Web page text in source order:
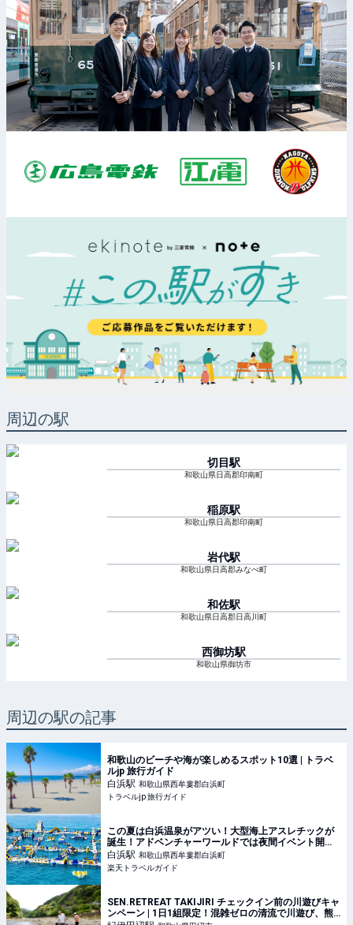
周辺の駅
切目駅
和歌山県日高郡印南町
稲原駅
和歌山県日高郡印南町
岩代駅
和歌山県日高郡みなべ町
和佐駅
和歌山県日高郡日高川町
西御坊駅
和歌山県御坊市
周辺の駅の記事
和歌山のビーチや海が楽しめるスポット10選 | トラベ
ルjp 旅行ガイド
白浜駅 和歌山県西牟婁郡白浜町
トラベルjp 旅行ガイド
この夏は白浜温泉がアツい！大型海上アスレチックが
誕生！アドベンチャーワールドでは夜間イベント開催
【楽天トラベル】
白浜駅 和歌山県西牟婁郡白浜町
楽天トラベルガイド
SEN.RETREAT TAKIJIRI チェックイン前の川遊びキャ
ンペーン | 1日1組限定！混雑ゼロの清流で川遊び、熊